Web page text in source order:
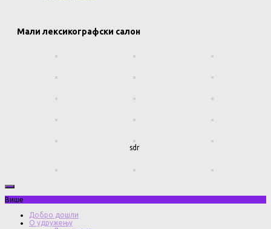
Мали лексикографски салон
sdr
Више
Добро дошли
О удружењу